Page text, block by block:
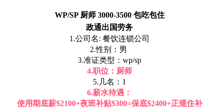
WP/SP 厨师 3000-3500 包吃包住
政通出国劳务
1.公司名: 餐饮连锁公司
2.性别：男
3.准证类型：wp/sp
4.职位：厨师
5.几名：1
6.薪水待遇：
使用期底薪$2100+夜班补贴$300=保底$2400+正规住补